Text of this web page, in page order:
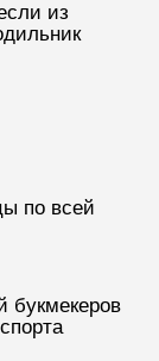
из
по всей
букмекеров